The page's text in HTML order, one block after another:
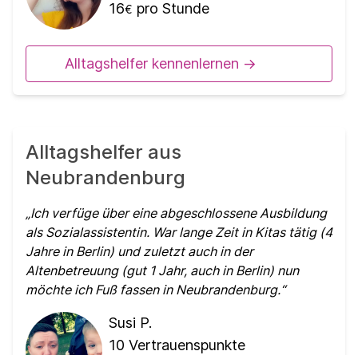
16€ pro Stunde
Alltagshelfer kennenlernen ->
Alltagshelfer aus
Neubrandenburg
Ich verfüge über eine abgeschlossene Ausbildung
als Sozialassistentin. War lange Zeit in Kitas tätig (4
Jahre in Berlin) und zuletzt auch in der
Altenbetreuung (gut 1 Jahr, auch in Berlin) nun
möchte ich Fuß fassen in Neubrandenburg.
Susi P.
10 Vertrauenspunkte